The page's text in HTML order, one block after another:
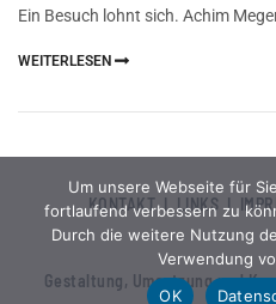
Ein Besuch lohnt sich. Achim
WEITERLESEN
KONTAKTILINKS I
Gestaltung, Umsetzung und
Um unsere Webseite für
fortlaufend verbessern zu
Durch die weitere Nutzung
Verwendung
OK